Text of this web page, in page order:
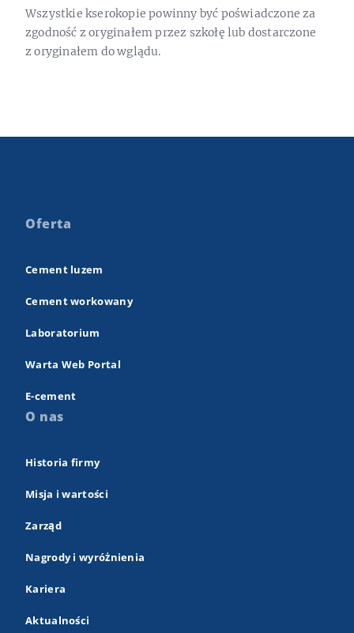
Wszystkie kserokopie powinny być poświadczone za
zgodność z oryginałem przez szkołę lub dostarczone
z oryginałem do wglądu.
Oferta
Cement luzem
Cement workowany
Laboratorium
Warta Web Portal
E-cement
O nas
Historia firmy
Misja i wartości
Zarząd
Nagrody i wyróżnienia
Kariera
Aktualności